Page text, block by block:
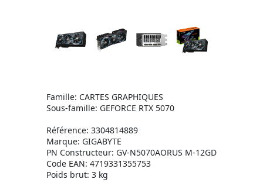
Famille: CARTES GRAPHIQUES
Sous-famille: GEFORCE RTX 5070
Référence: 3304814889
Marque: GIGABYTE
PN Constructeur: GV-N5070AORUS M-12GD
Code EAN: 4719331355753
Poids brut: 3 kg